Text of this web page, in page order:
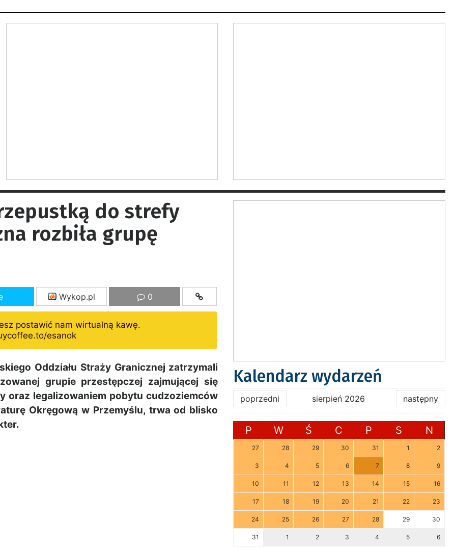
do strefy
rozbiła grupę
Wykop.pl 0
postawić nam wirtualną kawę.
esanok
Oddziału Straży Granicznej zatrzymali
grupie przestępczej zajmującej się
oraz legalizowaniem pobytu cudzoziemców
Okręgową w Przemyślu, trwa od blisko
Kalendarz wydarzeń
poprzedni sierpień 2026 następny
P W Ś C P S N
27 28 29 30 31 1 2
3 4 5 6 7 8 9
10 11 12 13 14 15 16
17 18 19 20 21 22 23
24 25 26 27 28 29 30
31 1 2 3 4 5 6